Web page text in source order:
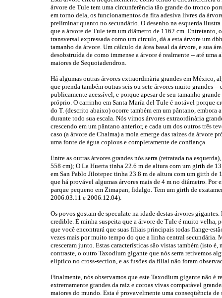
árvore de Tule tem uma circunferência tão grande do tronco
em torno dela, os funcionamentos da fita adesiva livres da
preliminar quanto no secundário. O desenho na esquerda
que a árvore de Tule tem um diâmetro de 1162 cm.
transversal expressada como um círculo, dá a esta árvore um
tamanho da árvore. Um cálculo da área basal da árvore, e sua
desobstruída de como immense a árvore é realmente -- até
maiores de Sequoiadendron.
Há algumas outras árvores extraordinària grandes em México,
que prenda também outras seis ou sete árvores muito grandes
publicamente acessível, e porque apesar de seu tamanho
próprio. O carrinho em Santa María del Tule é notável porque
do T. (descrito abaixo) ocorre também em um pântano, embora
durante todo sua escala. Nós vimos árvores extraordinària
crescendo em um pântano anterior, e cada um dos outros três
caso (a árvore de Chalma) a mola emerge das raizes da árvore
uma fonte de água copious e completamente de confiança.
Entre as outras árvores grandes nós serra (retratada na
558 cm); O La Huerta tinha 22.6 m de altura com um girth de
em San Pablo Jilotepec tinha 23.8 m de altura com um girth
que há provável algumas árvores mais de 4 m no diâmetro. Por
parque pequeno em Zimapan, fidalgo. Tem um girth de
2006.03.11 e 2006.12.04).
Os povos gostam de speculate na idade destas árvores
credible. É minha suspeita que a árvore de Tule é muito velha,
que você encontrará que suas filiais principais todas flange-
vezes mais por muito tempo do que a linha central
cresceram junto. Estas características são vistas também (isto
contraste, o outro Taxodium gigante que nós serra retivemos
elíptico no cross-section, e as fusões da filial não foram
Finalmente, nós observamos que este Taxodium gigante não é
extremamente grandes da raiz e coroas vivas comparàvel
maiores do mundo. Esta é provavelmente uma conseqüência